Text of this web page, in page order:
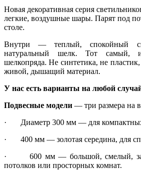
Новая декоративная серия
легкие, воздушные шары. Парят под
столе.
Внутри — теплый, спокойный
натуральный шелк. Тот самый,
шелкопряда. Не синтетика, не
живой, дышащий материал.
У нас есть варианты на любой
Подвесные модели — три размера на
· Диаметр 300 мм — для компактных
· 400 мм — золотая середина, для
· 600 мм — большой, смелый,
потолков или просторных комнат.